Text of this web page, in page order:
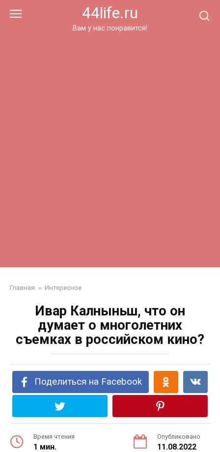
44life.ru
Вам у нас понравится!
Главная » Интересное
Ивар Калныньш, что он
думает о многолетних
съемках в российском кино?
Поделиться на Facebook
Время чтения
1 мин.
Опубликовано
11.08.2022